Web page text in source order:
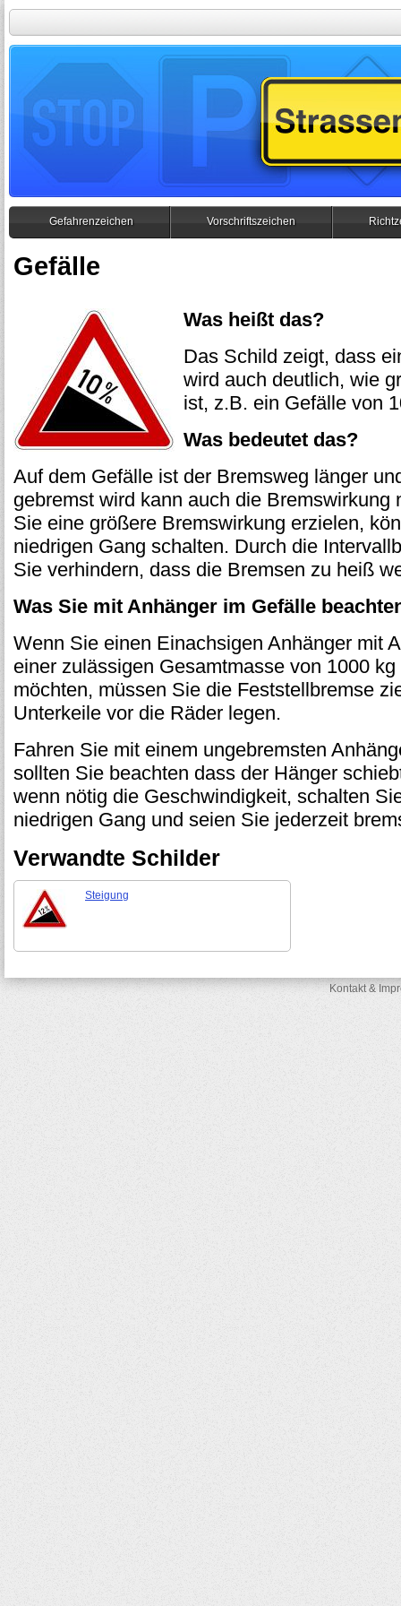
Gefahrenzeichen Vorschriftszeichen
Gefälle
Was heißt das?
Das Schild zeigt, dass
wird auch deutlich, wie
ist, z.B. ein Gefälle von
Was bedeutet das?
Auf dem Gefälle ist der Bremsweg länger
gebremst wird kann auch die Bremswirkung
Sie eine größere Bremswirkung erzielen,
niedrigen Gang schalten. Durch die
Sie verhindern, dass die Bremsen zu heiß
Was Sie mit Anhänger im Gefälle
Wenn Sie einen Einachsigen Anhänger mit
einer zulässigen Gesamtmasse von 1000
möchten, müssen Sie die Feststellbremse
Unterkeile vor die Räder legen.
Fahren Sie mit einem ungebremsten
sollten Sie beachten dass der Hänger
wenn nötig die Geschwindigkeit, schalten
niedrigen Gang und seien Sie jederzeit
Verwandte Schilder
Steigung
Kontakt &